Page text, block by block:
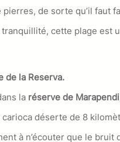
de sorte qu’il faut
cette plage est
de la Reserva.
la réserve de Marapendi
déserte de 8
à n’écouter que le bruit